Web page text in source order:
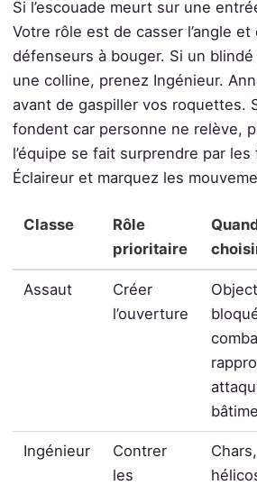
Si l’escouade meurt sur une
Votre rôle est de casser l’angle
défenseurs à bouger. Si un
une colline, prenez Ingénieur.
avant de gaspiller vos roquettes.
fondent car personne ne relève,
l’équipe se fait surprendre par
Éclaireur et marquez les
Classe
Rôle
prioritaire
Assaut
Créer
l’ouverture
Ingénieur
Contrer
les
Chars,